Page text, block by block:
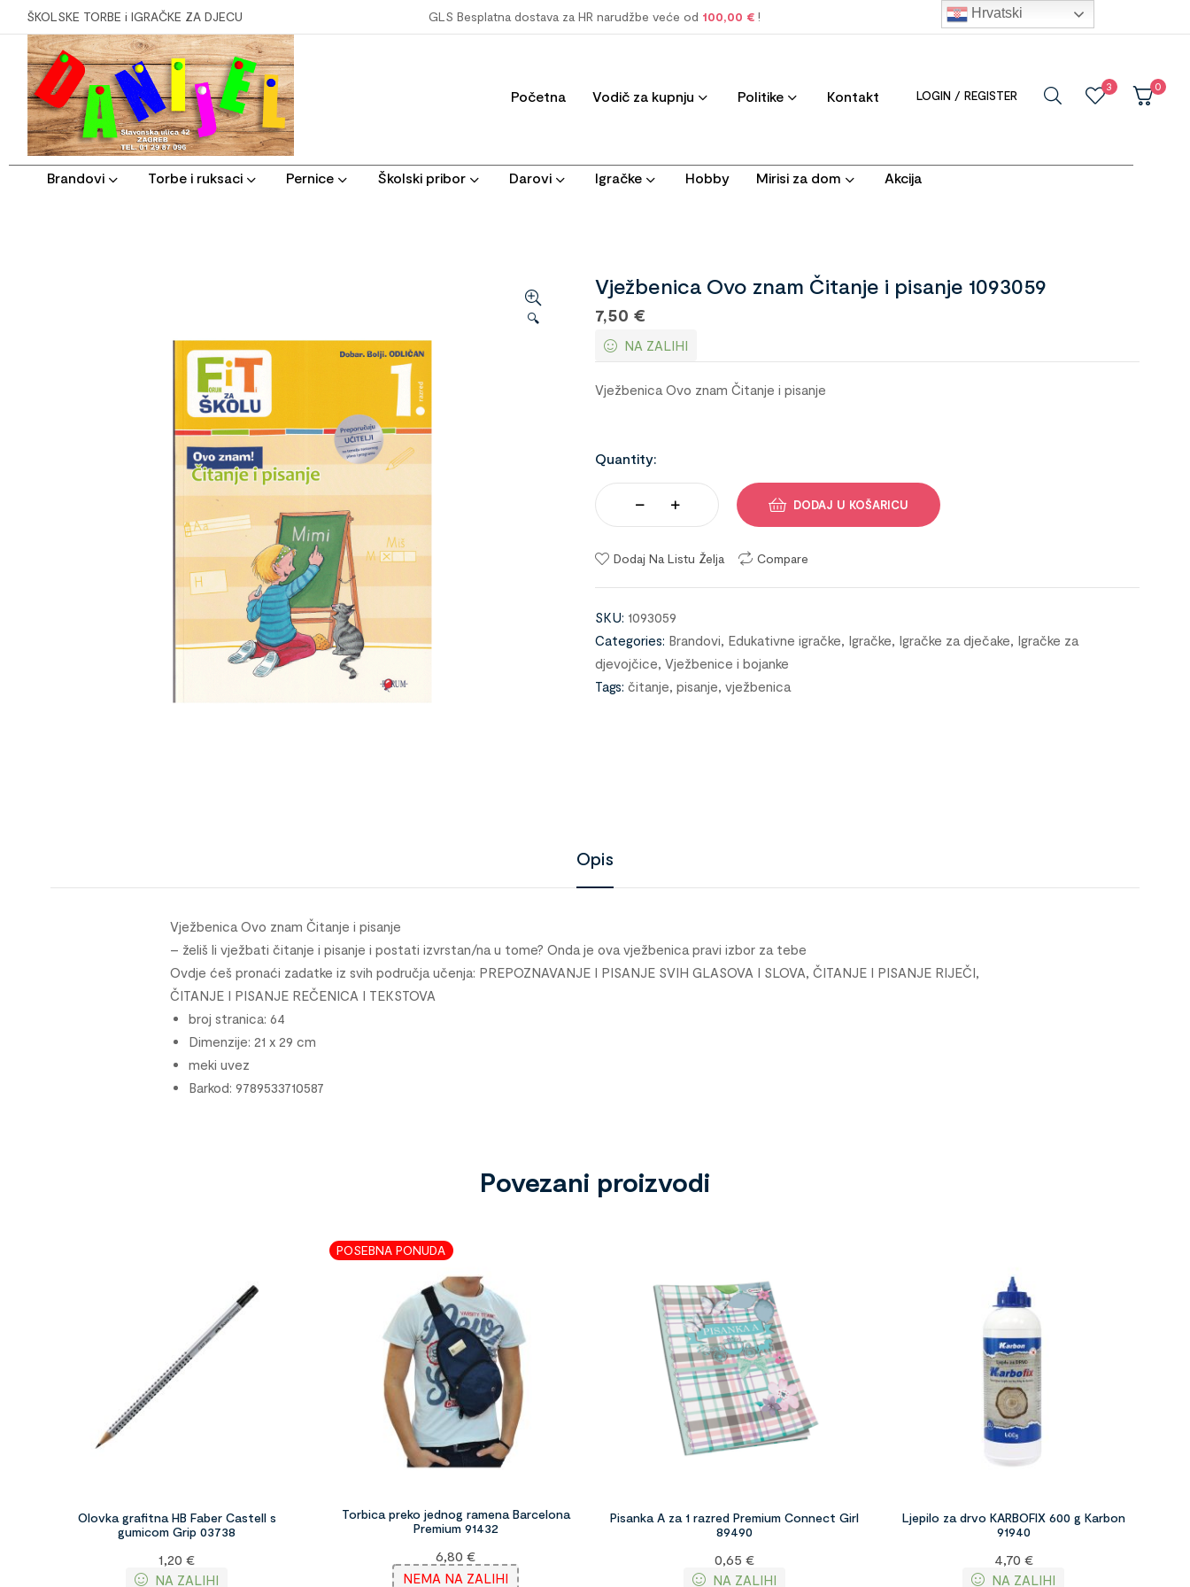
ŠKOLSKE TORBE i IGRAČKE ZA DJECU GLS Besplatna dostava za HR narudžbe veće od 100,00 € !
Početna Vodič za kupnju Politike Kontakt LOGIN / REGISTER
3 0
Brandovi Torbe i ruksaci Pernice Školski pribor Darovi Igračke Hobby Mirisi za dom Akcija
🔍
Vježbenica Ovo znam Čitanje i pisanje 1093059
7,50 €
NA ZALIHI
Vježbenica Ovo znam Čitanje i pisanje
Quantity:
DODAJ U KOŠARICU
Dodaj Na Listu Želja Compare
SKU: 1093059
Categories: Brandovi, Edukativne igračke, Igračke, Igračke za dječake, Igračke za
djevojčice, Vježbenice i bojanke
Tags: čitanje, pisanje, vježbenica
Opis
Vježbenica Ovo znam Čitanje i pisanje
– želiš li vježbati čitanje i pisanje i postati izvrstan/na u tome? Onda je ova vježbenica pravi izbor za tebe
Ovdje ćeš pronaći zadatke iz svih područja učenja: PREPOZNAVANJE I PISANJE SVIH GLASOVA I SLOVA, ČITANJE I PISANJE RIJEČI,
ČITANJE I PISANJE REČENICA I TEKSTOVA
broj stranica: 64
Dimenzije: 21 x 29 cm
meki uvez
Barkod: 9789533710587
Povezani proizvodi
Olovka grafitna HB Faber Castell s
gumicom Grip 03738
1,20 €
NA ZALIHI
POSEBNA PONUDA
Torbica preko jednog ramena Barcelona
Premium 91432
6,80 €
NEMA NA ZALIHI
Pisanka A za 1 razred Premium Connect Girl
89490
0,65 €
NA ZALIHI
Ljepilo za drvo KARBOFIX 600 g Karbon
91940
4,70 €
NA ZALIHI
Hrvatski